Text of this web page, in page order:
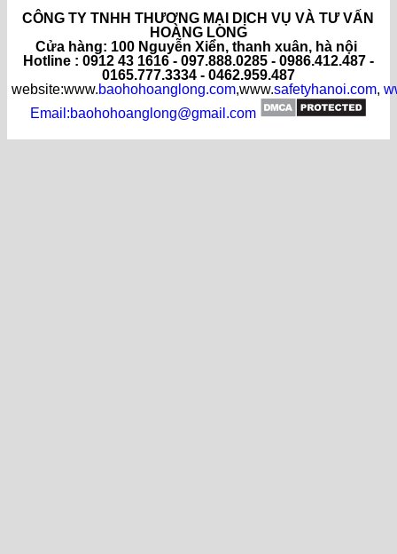
CÔNG TY TNHH THƯƠNG MẠI DỊCH VỤ VÀ TƯ VẤN
HOÀNG LONG
Cửa hàng: 100 Nguyễn Xiển, thanh xuân, hà nội
Hotline : 0912 43 1616 - 097.888.0285 - 0986.412.487 -
0165.777.3334 - 0462.959.487
website:www.baohohoanglong.com,www.safetyhanoi.com,
Email:baohohoanglong@gmail.com